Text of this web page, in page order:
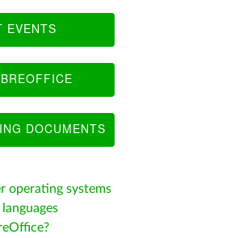
EVENTS
DOCUMENTS
operating systems